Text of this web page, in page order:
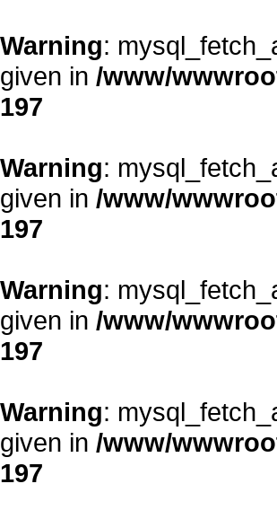
Warning:
given in /www/
197
Warning:
given in /www/
197
Warning:
given in /www/
197
Warning:
given in /www/
197